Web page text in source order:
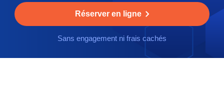
Réserver en ligne
Sans engagement ni frais cachés